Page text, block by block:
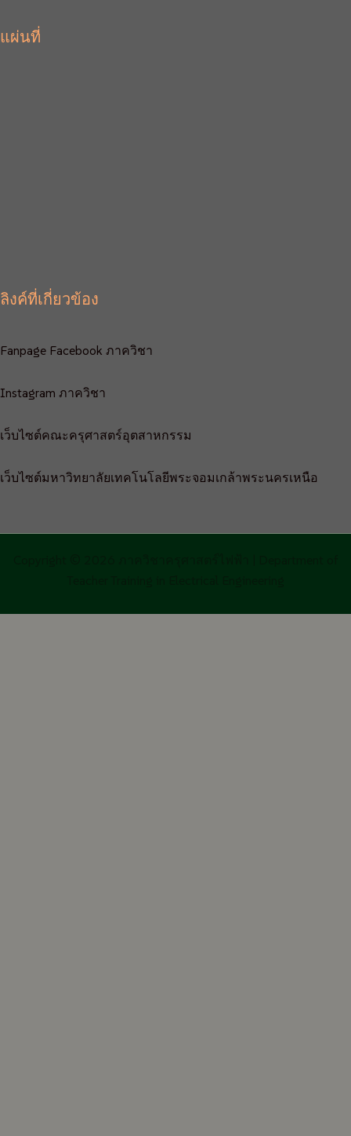
แผ่นที่
ลิงค์ที่เกี่ยวข้อง
Fanpage Facebook ภาควิชา
Instagram ภาควิชา
เว็บไซต์คณะครุศาสตร์อุตสาหกรรม
เว็บไซต์มหาวิทยาลัยเทคโนโลยีพระจอมเกล้าพระนครเหนือ